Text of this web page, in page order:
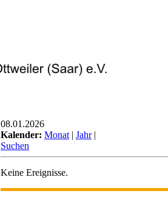
08.01.2026
Kalender: Monat | Jahr|
Suchen
Keine Ereignisse.